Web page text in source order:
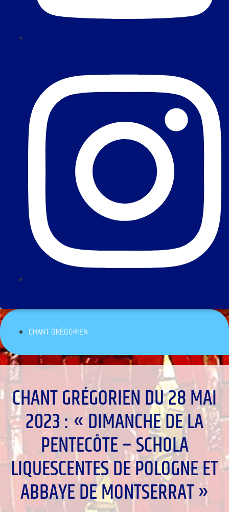
CHANT GRÉGORIEN
CHANT GRÉGORIEN DU 28 MAI
2023 : « DIMANCHE DE LA
PENTECÔTE – SCHOLA
LIQUESCENTES DE POLOGNE ET
ABBAYE DE MONTSERRAT »